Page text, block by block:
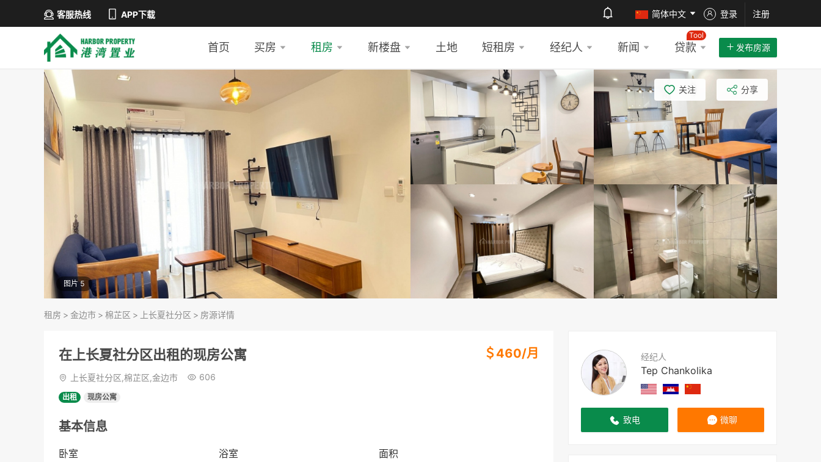
客服热线 APP下载 简体中文 登录 注册
首页 买房 租房 新楼盘 土地 短租房 经纪人 新闻 贷款
Tool
发布房源
图片 5
关注 分享
租房 > 金边市 > 棉芷区 > 上长夏社分区 > 房源详情
经纪人
Tep Chankolika
致电 微聊
在上长夏社分区出租的现房公寓 ＄ 460/月
上长夏社分区,棉芷区,金边市 606
出租 现房公寓
基本信息
卧室
浴室
面积